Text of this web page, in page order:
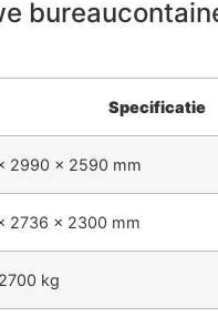
Specificatie
2990 x 2590 mm
2736 x 2300 mm
kg